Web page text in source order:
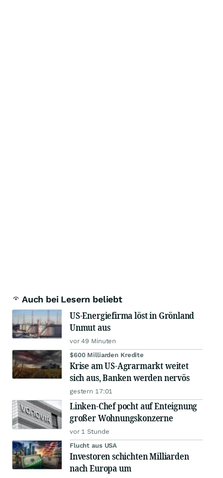
Auch bei Lesern beliebt
US-Energiefirma löst in Grönland
Unmut aus
vor 49 Minuten
$600 Milliarden Kredite
Krise am US-Agrarmarkt weitet
sich aus, Banken werden nervös
gestern 17:01
Linken-Chef pocht auf Enteignung
großer Wohnungskonzerne
vor 1 Stunde
Flucht aus USA
Investoren schichten Milliarden
nach Europa um